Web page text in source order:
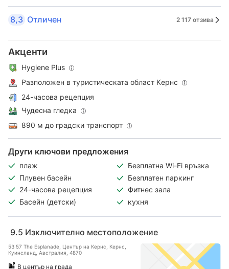
8,3 Отличен 2 117 отзива
Акценти
Hygiene Plus
Разположен в туристическата област Кeрнс
24-часова рецепция
Чудесна гледка
890 м до градски транспорт
Други ключови предложения
плаж
Безплатна Wi-Fi връзка
Плувен басейн
Безплатен паркинг
24-часова рецепция
Фитнес зала
Басейн (детски)
кухня
9.5 Изключително местоположение
53 57 The Esplanade, Център на Кернс, Кeрнс,
Куинсланд, Австралия, 4870
В център на града